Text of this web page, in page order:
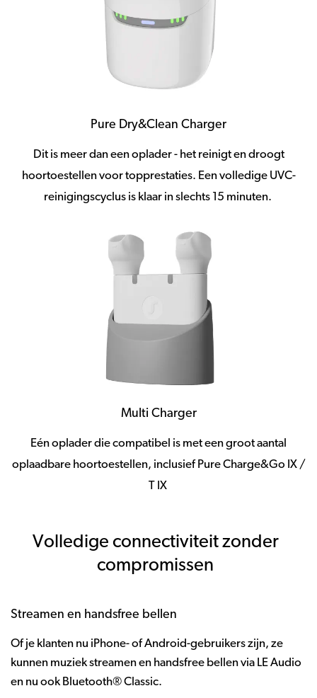
Pure Dry&Clean Charger
Dit is meer dan een oplader - het reinigt en droogt
hoortoestellen voor topprestaties. Een volledige UVC-
reinigingscyclus is klaar in slechts 15 minuten.
Multi Charger
Eén oplader die compatibel is met een groot aantal
oplaadbare hoortoestellen, inclusief Pure Charge&Go IX /
T IX
Volledige connectiviteit zonder
compromissen
Streamen en handsfree bellen
Of je klanten nu iPhone- of Android-gebruikers zijn, ze
kunnen muziek streamen en handsfree bellen via LE Audio
en nu ook Bluetooth® Classic.